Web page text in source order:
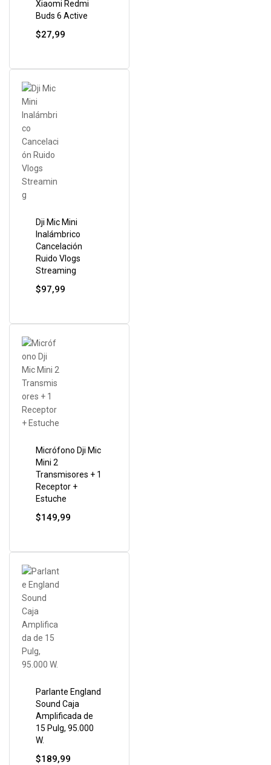
Xiaomi Redmi
Buds 6 Active
$27,99
Dji Mic Mini
Inalámbrico
Cancelación
Ruido Vlogs
Streaming
$97,99
Micrófono Dji Mic
Mini 2
Transmisores + 1
Receptor +
Estuche
$149,99
Parlante England
Sound Caja
Amplificada de
15 Pulg, 95.000
W.
$189,99